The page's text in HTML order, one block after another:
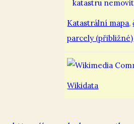
Katastrální mapa,
parcely (přibližné)
Wikidata